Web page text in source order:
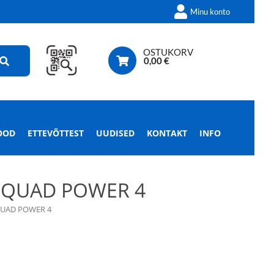
Minu konto
OSTUKORV
0,00€
ETTEVÕTTEST UUDISED KONTAKT INFO
POWER 4
POWER 4